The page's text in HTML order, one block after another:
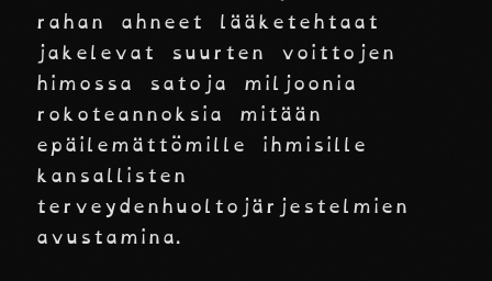
rahan ahneet lääketehtaat
jakelevat suurten voittojen
himossa satoja miljoonia
rokoteannoksia mitään
epäilemättömille ihmisille
kansallisten
terveydenhuoltojärjestelmien
avustamina.